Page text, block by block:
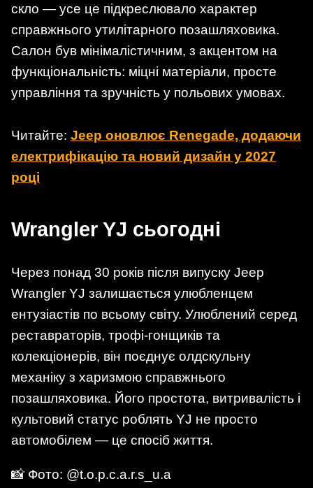
скло — усе це підкреслювало характер
справжнього утилітарного позашляховика.
Салон був мінімалістичним, з акцентом на
функціональність: міцні матеріали, просте
управління та зручність у польових умовах.
Читайте: Jeep оновлює Renegade, додаючи
електрифікацію та новий дизайн у 2027
році
Wrangler YJ сьогодні
Через понад 30 років після випуску Jeep
Wrangler YJ залишається улюбленцем
ентузіастів по всьому світу. Улюблений серед
реставраторів, трофі-гонщиків та
колекціонерів, він поєднує олдскульну
механіку з харизмою справжнього
позашляховика. Його простота, витривалість і
культовий статус роблять YJ не просто
автомобілем — це спосіб життя.
📸 Фото: @t.o.p.c.a.r.s_u.a